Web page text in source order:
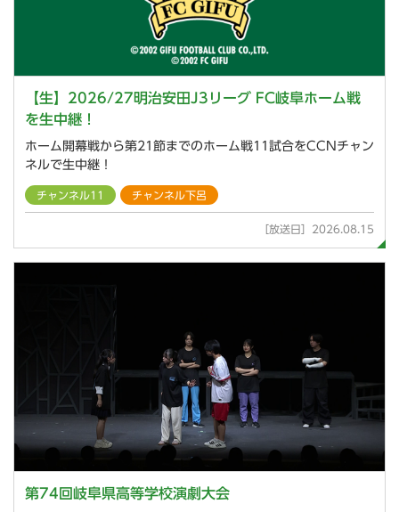
【生】2026/27明治安田J3リーグ FC岐阜ホーム戦
を生中継！
ホーム開幕戦から第21節までのホーム戦11試合をCCNチャン
ネルで生中継！
チャンネル11 チャンネル下呂
［放送日］2026.08.15
第74回岐阜県高等学校演劇大会